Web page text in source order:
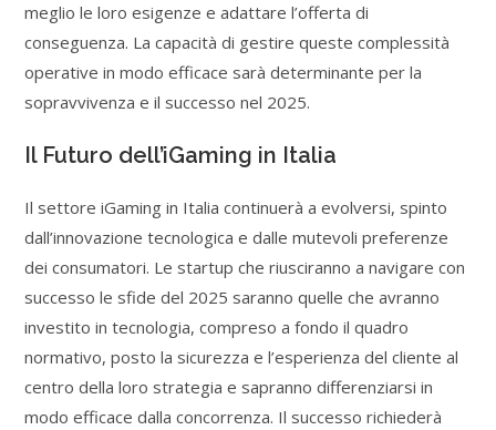
meglio le loro esigenze e adattare l’offerta di
conseguenza. La capacità di gestire queste complessità
operative in modo efficace sarà determinante per la
sopravvivenza e il successo nel 2025.
Il Futuro dell’iGaming in Italia
Il settore iGaming in Italia continuerà a evolversi, spinto
dall’innovazione tecnologica e dalle mutevoli preferenze
dei consumatori. Le startup che riusciranno a navigare con
successo le sfide del 2025 saranno quelle che avranno
investito in tecnologia, compreso a fondo il quadro
normativo, posto la sicurezza e l’esperienza del cliente al
centro della loro strategia e sapranno differenziarsi in
modo efficace dalla concorrenza. Il successo richiederà